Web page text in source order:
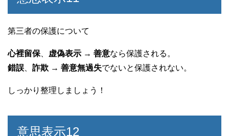
第三者の保護について
心裡留保 虚偽表示 → 善意なら保護される。
錯誤
詐欺 → 善意無過失でないと保護されない。
しっかり整理しましょう！
意思表示12